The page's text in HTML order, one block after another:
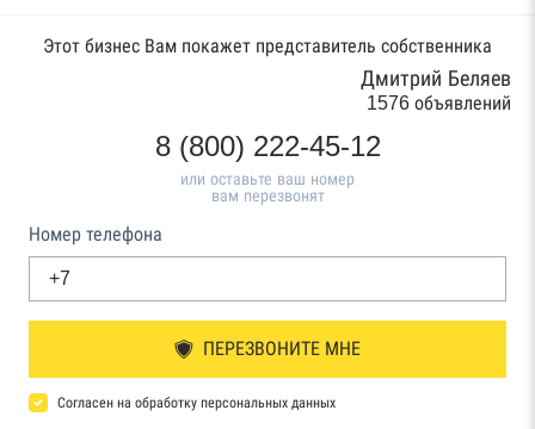
Этот бизнес Вам покажет представитель собственника
Дмитрий Беляев
1576 объявлений
8 (800) 222-45-12
или оставьте ваш номер
вам перезвонят
Номер телефона
ПЕРЕЗВОНИТЕ МНЕ
Согласен на обработку персональных данных